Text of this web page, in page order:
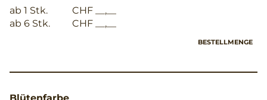
ab 1 Stk.
CHF __,__
ab 6 Stk.
CHF __,__
BESTELLMENGE